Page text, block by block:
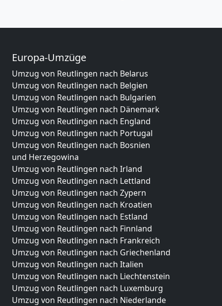
Europa-Umzüge
Umzug von Reutlingen nach Belarus
Umzug von Reutlingen nach Belgien
Umzug von Reutlingen nach Bulgarien
Umzug von Reutlingen nach Dänemark
Umzug von Reutlingen nach England
Umzug von Reutlingen nach Portugal
Umzug von Reutlingen nach Bosnien
und Herzegowina
Umzug von Reutlingen nach Irland
Umzug von Reutlingen nach Lettland
Umzug von Reutlingen nach Zypern
Umzug von Reutlingen nach Kroatien
Umzug von Reutlingen nach Estland
Umzug von Reutlingen nach Finnland
Umzug von Reutlingen nach Frankreich
Umzug von Reutlingen nach Griechenland
Umzug von Reutlingen nach Italien
Umzug von Reutlingen nach Liechtenstein
Umzug von Reutlingen nach Luxemburg
Umzug von Reutlingen nach Niederlande